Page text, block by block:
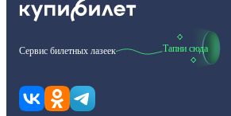
Сервис билетных лазеек Тапни сюда